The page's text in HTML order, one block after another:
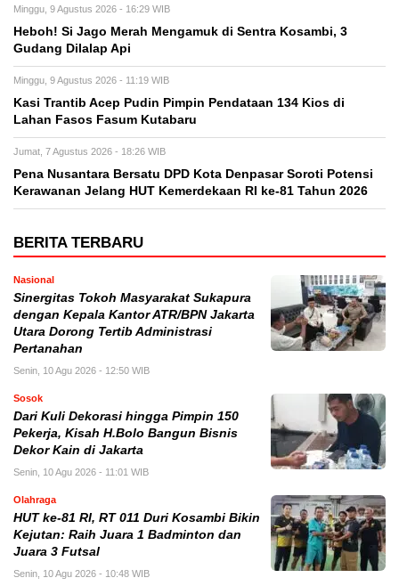
Minggu, 9 Agustus 2026 - 16:29 WIB
Heboh! Si Jago Merah Mengamuk di Sentra Kosambi, 3
Gudang Dilalap Api
Minggu, 9 Agustus 2026 - 11:19 WIB
Kasi Trantib Acep Pudin Pimpin Pendataan 134 Kios di
Lahan Fasos Fasum Kutabaru
Jumat, 7 Agustus 2026 - 18:26 WIB
Pena Nusantara Bersatu DPD Kota Denpasar Soroti Potensi
Kerawanan Jelang HUT Kemerdekaan RI ke-81 Tahun 2026
BERITA TERBARU
Nasional
Sinergitas Tokoh Masyarakat Sukapura
dengan Kepala Kantor ATR/BPN Jakarta
Utara Dorong Tertib Administrasi
Pertanahan
Senin, 10 Agu 2026 - 12:50 WIB
Sosok
Dari Kuli Dekorasi hingga Pimpin 150
Pekerja, Kisah H.Bolo Bangun Bisnis
Dekor Kain di Jakarta
Senin, 10 Agu 2026 - 11:01 WIB
Olahraga
HUT ke-81 RI, RT 011 Duri Kosambi Bikin
Kejutan: Raih Juara 1 Badminton dan
Juara 3 Futsal
Senin, 10 Agu 2026 - 10:48 WIB